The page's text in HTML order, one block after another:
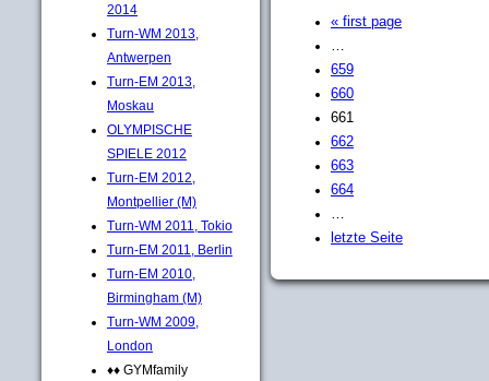
2014
Turn-WM 2013,
Antwerpen
Turn-EM 2013,
Moskau
OLYMPISCHE
SPIELE 2012
Turn-EM 2012,
Montpellier (M)
Turn-WM 2011, Tokio
Turn-EM 2011, Berlin
Turn-EM 2010,
Birmingham (M)
Turn-WM 2009,
London
♦♦ GYMfamily
« first page
…
659
660
661
662
663
664
…
letzte Seite